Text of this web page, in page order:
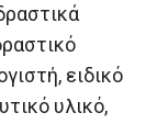
ειδικό
υλικό,